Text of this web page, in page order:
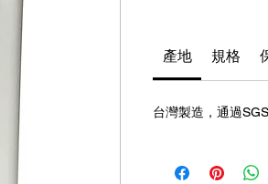
產地 規格
台灣製造，通過